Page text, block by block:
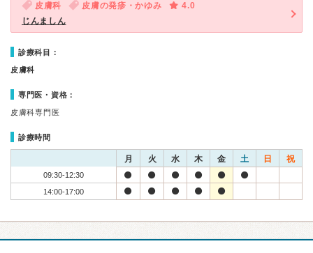
皮膚科 皮膚の発疹・かゆみ
4.0
じんましん
診療科目：
皮膚科
専門医・資格：
皮膚科専門医
診療時間
月 火 水 木 金 土 日 祝
09:30-12:30
14:00-17:00